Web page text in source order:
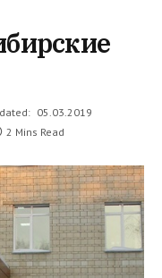
05.03.2019
2 Mins Read